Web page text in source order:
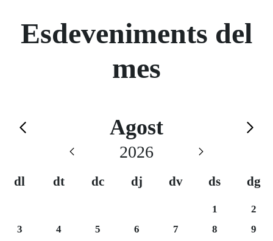
Esdeveniments del
mes
Calendario de Agost
Saltar el calendario
Agost
2026
dl dt dc dj dv ds dg
Dissabte 1
1
2
Dilluns 3
3 Dimarts 4
4 Dimecres 5
5 Dijous 6
6 Divendres 7
7 Dissabte 8
8
9